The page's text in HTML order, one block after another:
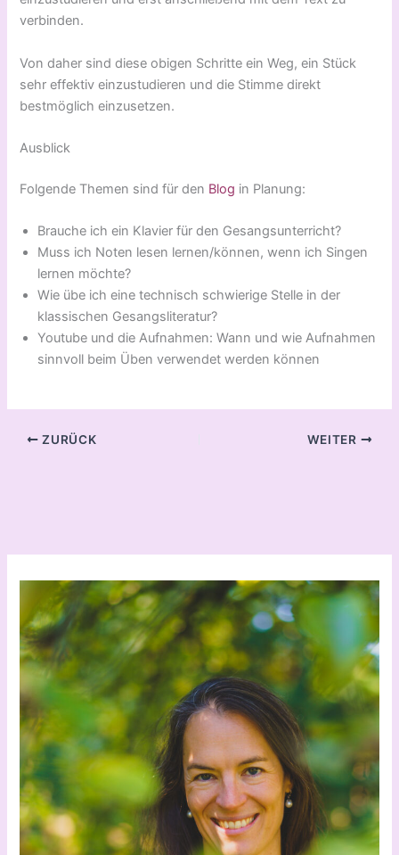
verbinden.
Von daher sind diese obigen Schritte ein Weg, ein Stück
sehr effektiv einzustudieren und die Stimme direkt
bestmöglich einzusetzen.
Ausblick
Folgende Themen sind für den Blog in Planung:
Brauche ich ein Klavier für den Gesangsunterricht?
Muss ich Noten lesen lernen/können, wenn ich Singen
lernen möchte?
Wie übe ich eine technisch schwierige Stelle in der
klassischen Gesangsliteratur?
Youtube und die Aufnahmen: Wann und wie Aufnahmen
sinnvoll beim Üben verwendet werden können
ZURÜCK WEITER